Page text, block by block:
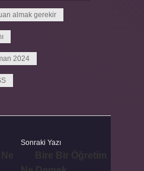
almak gerekir
2024
Sonraki Yazı